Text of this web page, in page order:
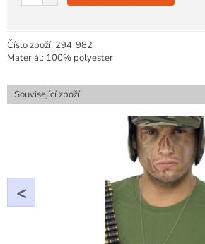
Číslo zboží: 294 982
Materiál: 100% polyester
Související zboží
<